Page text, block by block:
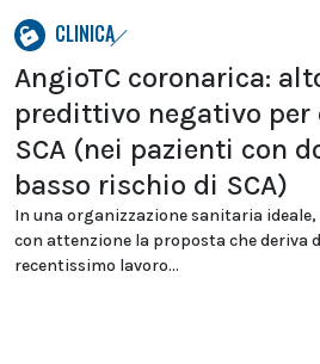
CLINICA
AngioTC coronarica:
predittivo negativo per
SCA (nei pazienti con
basso rischio di SCA)
In una organizzazione sanitaria
con attenzione la proposta che deriva
recentissimo lavoro...